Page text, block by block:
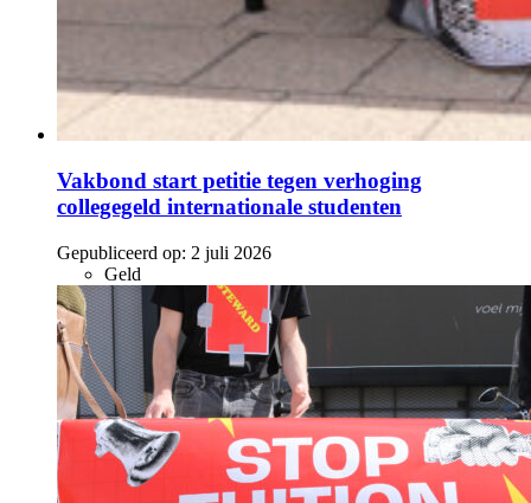
Vakbond start petitie tegen verhoging
collegegeld internationale studenten
Gepubliceerd op: 2 juli 2026
Geld